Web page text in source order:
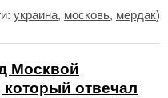
украина, московь, мердак)
Москвой
отвечал